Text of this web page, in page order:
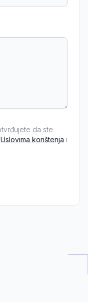
da ste
Uslovima korištenja i